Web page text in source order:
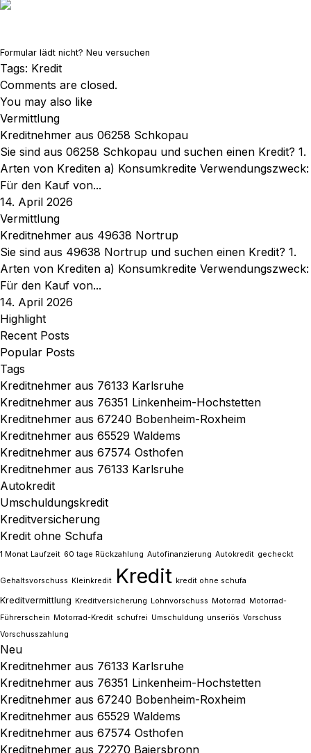
Formular lädt nicht? Neu versuchen
Tags: Kredit
Comments are closed.
You may also like
Vermittlung
Kreditnehmer aus 06258 Schkopau
Sie sind aus 06258 Schkopau und suchen einen Kredit? 1.
Arten von Krediten a) Konsumkredite Verwendungszweck:
Für den Kauf von...
14. April 2026
Vermittlung
Kreditnehmer aus 49638 Nortrup
Sie sind aus 49638 Nortrup und suchen einen Kredit? 1.
Arten von Krediten a) Konsumkredite Verwendungszweck:
Für den Kauf von...
14. April 2026
Highlight
Recent Posts
Popular Posts
Tags
Kreditnehmer aus 76133 Karlsruhe
Kreditnehmer aus 76351 Linkenheim-Hochstetten
Kreditnehmer aus 67240 Bobenheim-Roxheim
Kreditnehmer aus 65529 Waldems
Kreditnehmer aus 67574 Osthofen
Kreditnehmer aus 76133 Karlsruhe
Autokredit
Umschuldungskredit
Kreditversicherung
Kredit ohne Schufa
1 Monat Laufzeit 60 tage Rückzahlung Autofinanzierung Autokredit gecheckt
Gehaltsvorschuss Kleinkredit Kredit kredit ohne schufa
Kreditvermittlung Kreditversicherung Lohnvorschuss Motorrad Motorrad-
Führerschein Motorrad-Kredit schufrei Umschuldung unseriös Vorschuss
Vorschusszahlung
Neu
Kreditnehmer aus 76133 Karlsruhe
Kreditnehmer aus 76351 Linkenheim-Hochstetten
Kreditnehmer aus 67240 Bobenheim-Roxheim
Kreditnehmer aus 65529 Waldems
Kreditnehmer aus 67574 Osthofen
Kreditnehmer aus 72270 Baiersbronn